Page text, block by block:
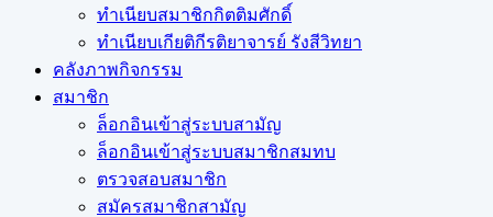
ทำเนียบสมาชิกกิตติมศักดิ์
ทำเนียบเกียติกีรติยาจารย์ รังสีวิทยา
คลังภาพกิจกรรม
สมาชิก
ล็อกอินเข้าสู่ระบบสามัญ
ล็อกอินเข้าสู่ระบบสมาชิกสมทบ
ตรวจสอบสมาชิก
สมัครสมาชิกสามัญ